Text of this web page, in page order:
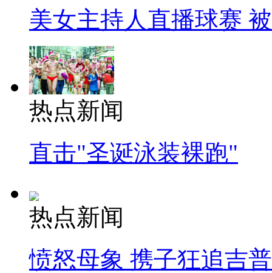
美女主持人直播球赛
热点新闻
直击"圣诞泳装裸跑"
热点新闻
愤怒母象 携子狂追吉